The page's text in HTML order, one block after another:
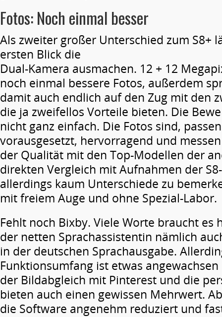
Fotos: Noch einmal besser
Als zweiter großer Unterschied zum S8+
ersten Blick die
Dual-Kamera ausmachen. 12 + 12
noch einmal bessere Fotos, außerdem
damit auch endlich auf den Zug mit den
die ja zweifellos Vorteile bieten. Die
nicht ganz einfach. Die Fotos sind,
vorausgesetzt, hervorragend und
der Qualität mit den Top-Modellen der
direkten Vergleich mit Aufnahmen der
allerdings kaum Unterschiede zu
mit freiem Auge und ohne Spezial-Labor.
Fehlt noch Bixby. Viele Worte braucht es
der netten Sprachassistentin nämlich
in der deutschen Sprachausgabe.
Funktionsumfang ist etwas
der Bildabgleich mit Pinterest und die
bieten auch einen gewissen Mehrwert.
die Software angenehm reduziert und